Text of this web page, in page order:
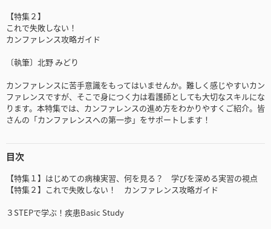
【特集２】
これで失敗しない！
カンファレンス攻略ガイド
〔執筆〕北野 みどり
カンファレンスに苦手意識をもってはいませんか。難しく感じやすいカン
ファレンスですが、そこで身につく力は看護師としても大切なスキルにな
ります。本特集では、カンファレンスの進め方をわかりやすくご紹介。皆
さんの「カンファレンスへの第一歩」をサポートします！
目次
【特集１】はじめての病棟実習、何を見る？ 学びを深める実習の視点
【特集２】これで失敗しない！ カンファレンス攻略ガイド
３STEPで学ぶ！疾患Basic Study